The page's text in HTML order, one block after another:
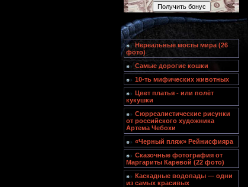
Нереальные мосты мира (26
фото)
Самые дорогие кошки
10-ть мифических животных
Цвет платья - или полёт
кукушки
Сюрреалистические рисунки
от российского художника
Артема Чебохи
«Черный пляж» Рейнисфияра
Сказочные фотография от
Маргариты Каревой (22 фото)
Каскадные водопады — одни
из самых красивых